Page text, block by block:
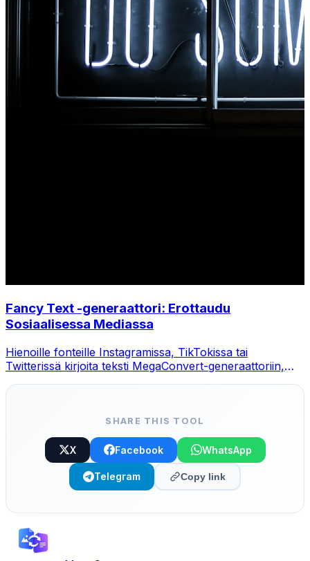
Fancy Text -generaattori: Erottaudu
Sosiaalisessa Mediassa
Hienoille fonteille Instagramissa, TikTokissa tai
Twitterissä kirjoita teksti MegaConvert-generaattoriin,
SHARE THIS TOOL
X Facebook WhatsApp
Telegram Copy link